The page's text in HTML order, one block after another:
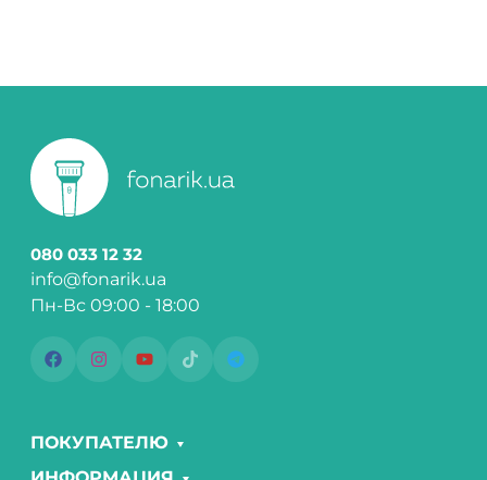
080 033 12 32
info@fonarik.ua
Пн-Вс 09:00 - 18:00
ПОКУПАТЕЛЮ